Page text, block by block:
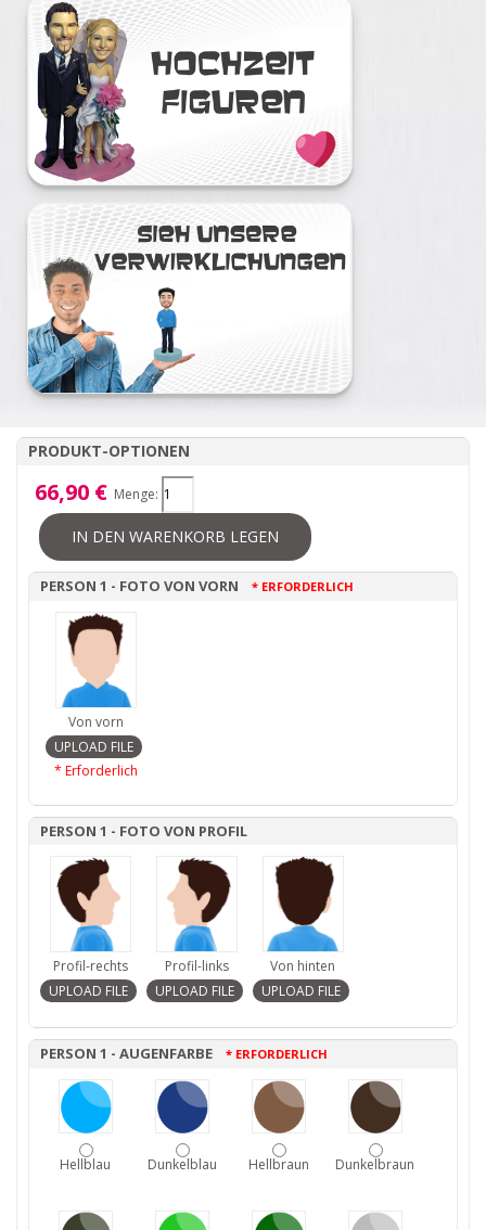
PRODUKT-OPTIONEN
66,90 € Menge:
IN DEN WARENKORB LEGEN
PERSON 1 - FOTO VON VORN * ERFORDERLICH
Von vorn
* Erforderlich
PERSON 1 - FOTO VON PROFIL
Profil-rechts Profil-links Von hinten
PERSON 1 - AUGENFARBE * ERFORDERLICH
Hellblau Dunkelblau Hellbraun Dunkelbraun